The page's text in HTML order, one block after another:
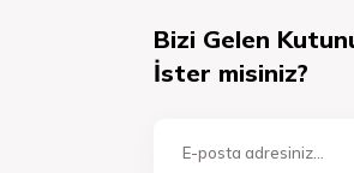
Bizi Gelen
İster misiniz?